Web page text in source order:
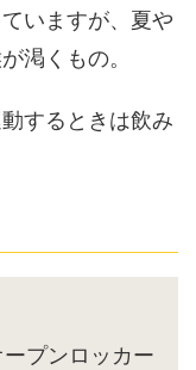
いますが、夏や
渇くもの。
するときは飲み
プンロッカー